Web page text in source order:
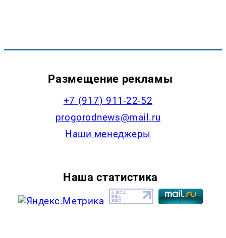
Размещение рекламы
+7 (917) 911-22-52
progorodnews@mail.ru
Наши менеджеры
Наша статистика